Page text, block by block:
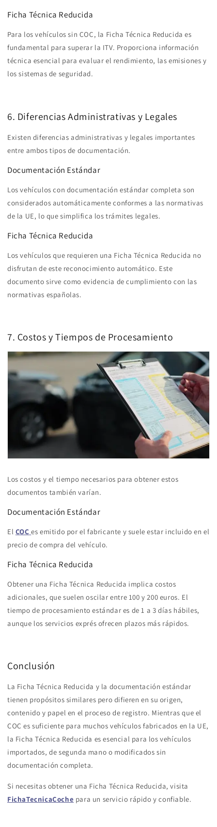
Ficha Técnica Reducida
Para los vehículos sin COC, la Ficha Técnica Reducida es
fundamental para superar la ITV. Proporciona información
técnica esencial para evaluar el rendimiento, las emisiones y
los sistemas de seguridad.
6. Diferencias Administrativas y Legales
Existen diferencias administrativas y legales importantes
entre ambos tipos de documentación.
Documentación Estándar
Los vehículos con documentación estándar completa son
considerados automáticamente conformes a las normativas
de la UE, lo que simplifica los trámites legales.
Ficha Técnica Reducida
Los vehículos que requieren una Ficha Técnica Reducida no
disfrutan de este reconocimiento automático. Este
documento sirve como evidencia de cumplimiento con las
normativas españolas.
7. Costos y Tiempos de Procesamiento
Los costos y el tiempo necesarios para obtener estos
documentos también varían.
Documentación Estándar
El COC es emitido por el fabricante y suele estar incluido en el
precio de compra del vehículo.
Ficha Técnica Reducida
Obtener una Ficha Técnica Reducida implica costos
adicionales, que suelen oscilar entre 100 y 200 euros. El
tiempo de procesamiento estándar es de 1 a 3 días hábiles,
aunque los servicios exprés ofrecen plazos más rápidos.
Conclusión
La Ficha Técnica Reducida y la documentación estándar
tienen propósitos similares pero difieren en su origen,
contenido y papel en el proceso de registro. Mientras que el
COC es suficiente para muchos vehículos fabricados en la UE,
la Ficha Técnica Reducida es esencial para los vehículos
importados, de segunda mano o modificados sin
documentación completa.
Si necesitas obtener una Ficha Técnica Reducida, visita
FichaTecnicaCoche para un servicio rápido y confiable.